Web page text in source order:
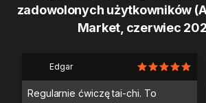
zadowolonych użytkowników
Market, czerwiec
Edgar
Regularnie ćwiczę tai-chi. To